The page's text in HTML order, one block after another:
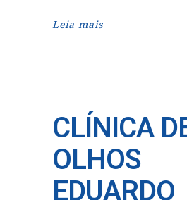
Leia mais
CLÍNICA
OLHOS
EDUARDO